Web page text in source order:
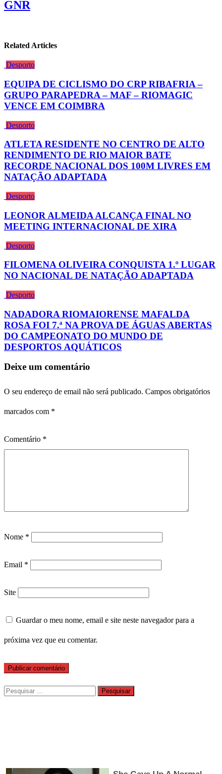
GNR
Related Articles
Desporto
EQUIPA DE CICLISMO DO CRP RIBAFRIA –
GRUPO PARAPEDRA – MAF – RIOMAGIC
VENCE EM COIMBRA
Desporto
ATLETA RESIDENTE NO CENTRO DE ALTO
RENDIMENTO DE RIO MAIOR BATE
RECORDE NACIONAL DOS 100M LIVRES EM
NATAÇÃO ADAPTADA
Desporto
LEONOR ALMEIDA ALCANÇA FINAL NO
MEETING INTERNACIONAL DE XIRA
Desporto
FILOMENA OLIVEIRA CONQUISTA 1.º LUGAR
NO NACIONAL DE NATAÇÃO ADAPTADA
Desporto
NADADORA RIOMAIORENSE MAFALDA
ROSA FOI 7.ª NA PROVA DE ÁGUAS ABERTAS
DO CAMPEONATO DO MUNDO DE
DESPORTOS AQUÁTICOS
Deixe um comentário
O seu endereço de email não será publicado. Campos obrigatórios
marcados com *
Comentário *
Nome *
Email *
Site
Guardar o meu nome, email e site neste navegador para a
próxima vez que eu comentar.
Pesquisar
por: